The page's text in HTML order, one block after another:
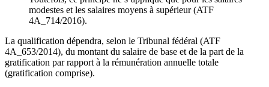
modestes et les salaires moyens à supérieur (ATF
4A_714/2016).
La qualification dépendra, selon le Tribunal fédéral (ATF
4A_653/2014), du montant du salaire de base et de la part de la
gratification par rapport à la rémunération annuelle totale
(gratification comprise).